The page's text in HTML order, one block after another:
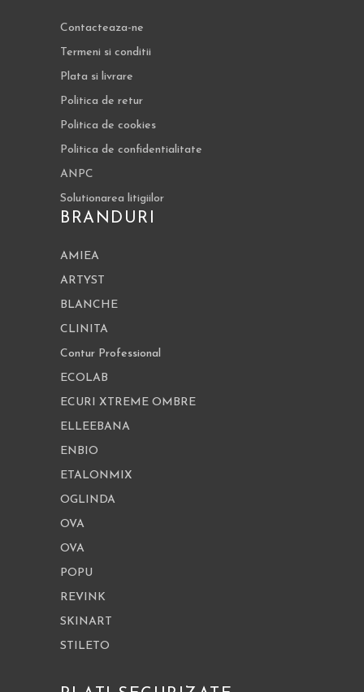
Contacteaza-ne
Termeni si conditii
Plata si livrare
Politica de retur
Politica de cookies
Politica de confidentialitate
ANPC
Solutionarea litigiilor
BRANDURI
AMIEA
ARTYST
BLANCHE
CLINITA
Contur Professional
ECOLAB
ECURI XTREME OMBRE
ELLEEBANA
ENBIO
ETALONMIX
OGLINDA
OVA
OVA
POPU
REVINK
SKINART
STILETO